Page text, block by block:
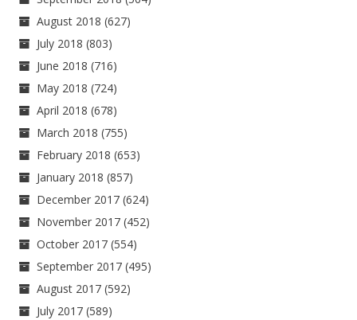
August 2018 (627)
July 2018 (803)
June 2018 (716)
May 2018 (724)
April 2018 (678)
March 2018 (755)
February 2018 (653)
January 2018 (857)
December 2017 (624)
November 2017 (452)
October 2017 (554)
September 2017 (495)
August 2017 (592)
July 2017 (589)